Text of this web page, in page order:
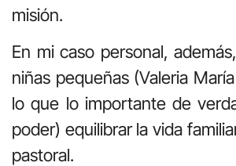
misión.
En mi caso personal,
niñas pequeñas (Valeria
lo que lo importante de
poder) equilibrar la vida
pastoral.